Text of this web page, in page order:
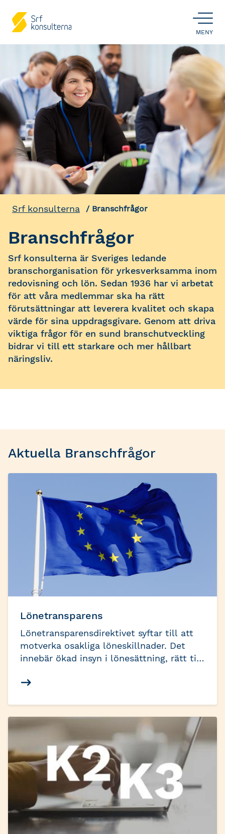
ÖPPNA
MENY
Srf konsulterna Branschfrågor
Branschfrågor
Srf konsulterna är Sveriges ledande
branschorganisation för yrkesverksamma inom
redovisning och lön. Sedan 1936 har vi arbetat
för att våra medlemmar ska ha rätt
förutsättningar att leverera kvalitet och skapa
värde för sina uppdragsgivare. Genom att driva
viktiga frågor för en sund branschutveckling
bidrar vi till ett starkare och mer hållbart
näringsliv.
Aktuella Branschfrågor
Lönetransparens
Lönetransparensdirektivet syftar till att
motverka osakliga löneskillnader. Det
innebär ökad insyn i lönesättning, rätt till
rapporteringskrav för arbetsgivare.